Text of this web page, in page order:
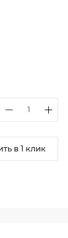
в 1 клик